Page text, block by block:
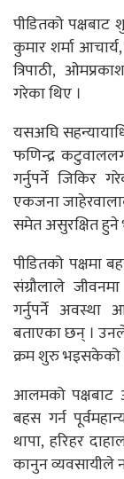
पीडितको पक्षबाट
कुमार शर्मा
त्रिपाठी,
गरेका थिए ।
यसअघि
फणिन्द्र
गर्नुपर्ने जिकिर
एकजना
समेत असुरक्षित हुने
पीडितको पक्षमा
संग्रौलाले
गर्नुपर्ने
बताएका छन् । उनले
क्रम शुरु भइसकेको
आलमको
बहस गर्न
थापा, हरिहर
कानुन व्यवसायीले